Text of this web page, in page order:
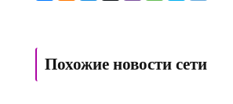
Похожие новости сети